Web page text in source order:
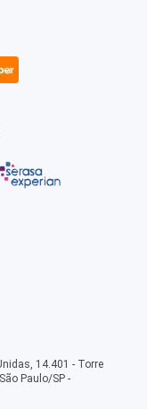
14.401 - Torre
Paulo/SP -